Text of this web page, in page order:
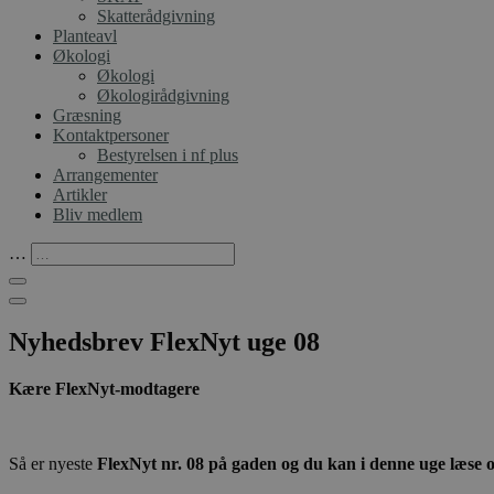
Skatterådgivning
Planteavl
Økologi
Økologi
Økologirådgivning
Græsning
Kontaktpersoner
Bestyrelsen i nf plus
Arrangementer
Artikler
Bliv medlem
…
Nyhedsbrev FlexNyt uge 08
Kære FlexNyt-modtagere
Så er nyeste FlexNyt nr. 08 på gaden og du kan i denne uge læse